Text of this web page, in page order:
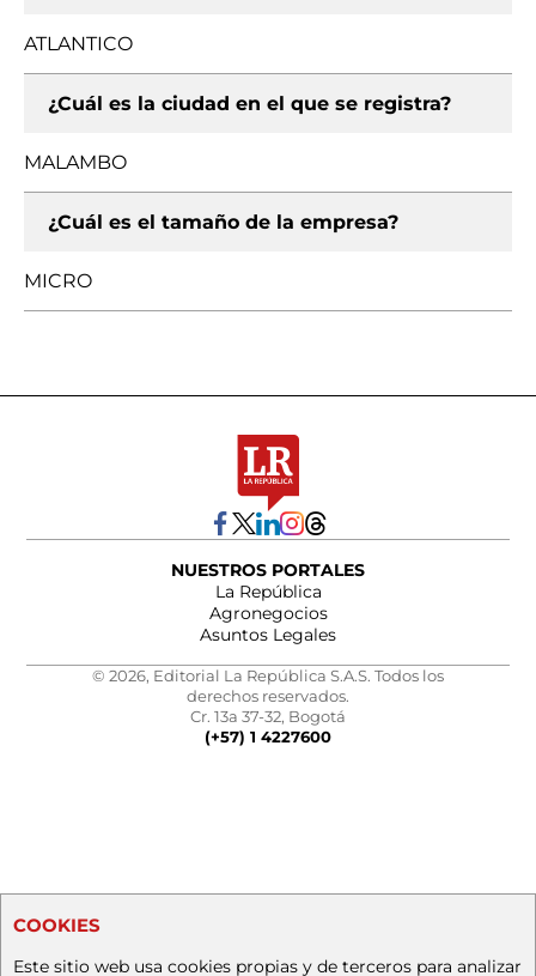
ATLANTICO
¿Cuál es la ciudad en el que se registra?
MALAMBO
¿Cuál es el tamaño de la empresa?
MICRO
NUESTROS PORTALES
La República
Agronegocios
Asuntos Legales
© 2026, Editorial La República S.A.S. Todos los
derechos reservados.
Cr. 13a 37-32, Bogotá
(+57) 1 4227600
COOKIES
Este sitio web usa cookies propias y de terceros para analizar